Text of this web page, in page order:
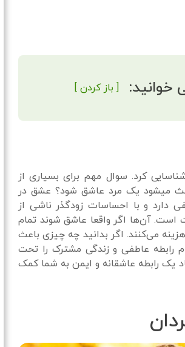
خوانید: [ باز کردن ]
کرد. سوال مهم برای بسیاری از
میشود یک مرد عاشق شود؟ عشق در
دارد و با احساسات زودگذر ناشی از
است. آن‌ها اگر واقعا عاشق شوند تمام
می‌کنند. اگر بدانید چه چیزی باعث
رابطه عاطفی و زندگی مشترک را تحت
یک رابطه عاشقانه و ایمن به شما کمک